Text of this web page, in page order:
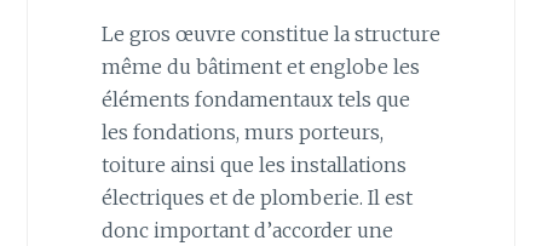
Le gros œuvre constitue la structure
même du bâtiment et englobe les
éléments fondamentaux tels que
les fondations, murs porteurs,
toiture ainsi que les installations
électriques et de plomberie. Il est
donc important d’accorder une